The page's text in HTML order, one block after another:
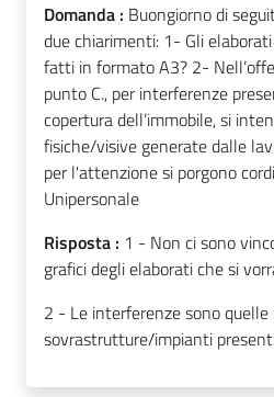
Domanda : Buongiorno di
due chiarimenti: 1- Gli
fatti in formato A3? 2-
punto C., per interferenze
copertura dell’immobile, si
fisiche/visive generate dalle
per l'attenzione si porgono
Unipersonale
Risposta : 1 - Non ci sono
grafici degli elaborati che si
2 - Le interferenze sono
sovrastrutture/impianti